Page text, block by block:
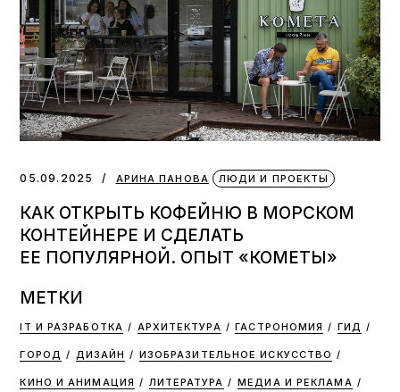
05.09.2025 АРИНА ПАНОВА ЛЮДИ И ПРОЕКТЫ
КАК ОТКРЫТЬ КОФЕЙНЮ В МОРСКОМ
КОНТЕЙНЕРЕ И СДЕЛАТЬ
ЕЕ ПОПУЛЯРНОЙ. ОПЫТ «КОМЕТЫ»
МЕТКИ
IT И РАЗРАБОТКА АРХИТЕКТУРА ГАСТРОНОМИЯ ГИД
ГОРОД ДИЗАЙН ИЗОБРАЗИТЕЛЬНОЕ ИСКУССТВО
КИНО И АНИМАЦИЯ ЛИТЕРАТУРА МЕДИА И РЕКЛАМА